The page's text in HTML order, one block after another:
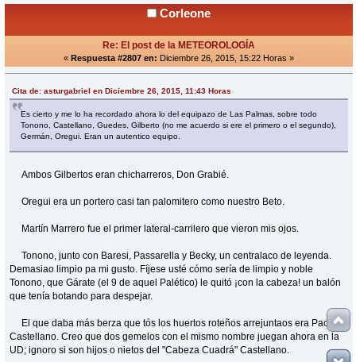
Corleone
Re: El post de la METEOROLOGÍA
« Respuesta #2807 en: Diciembre 26, 2015, 15:22 Horas »
Cita de: asturgabriel en Diciembre 26, 2015, 11:43 Horas
Es cierto y me lo ha recordado ahora lo del equipazo de Las Palmas, sobre todo
Tonono, Castellano, Guedes, Gilberto (no me acuerdo si ere el primero o el segundo),
Germán, Oregui. Eran un autentico equipo.
Ambos Gilbertos eran chicharreros, Don Grabié.
Oregui era un portero casi tan palomitero como nuestro Beto.
Martín Marrero fue el primer lateral-carrilero que vieron mis ojos.
Tonono, junto con Baresi, Passarella y Becky, un centralaco de leyenda.
Demasiao limpio pa mi gusto. Fíjese usté cómo sería de limpio y noble
Tonono, que Gárate (el 9 de aquel Palético) le quitó ¡con la cabeza! un balón
que tenía botando para despejar.
El que daba más berza que tós los huertos roteños arrejuntaos era Paco
Castellano. Creo que dos gemelos con el mismo nombre juegan ahora en la
UD; ignoro si son hijos o nietos del "Cabeza Cuadrá" Castellano.